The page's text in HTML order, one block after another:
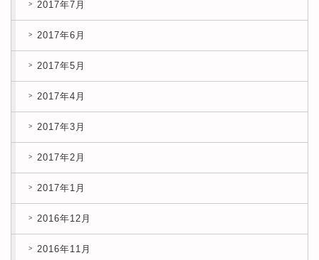
2017年7月
2017年6月
2017年5月
2017年4月
2017年3月
2017年2月
2017年1月
2016年12月
2016年11月